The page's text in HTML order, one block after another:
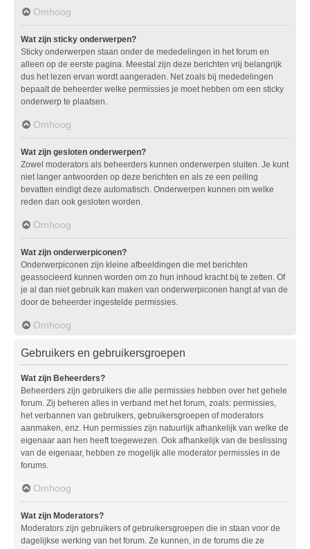
Omhoog
Wat zijn sticky onderwerpen?
Sticky onderwerpen staan onder de mededelingen in het forum en
alleen op de eerste pagina. Meestal zijn deze berichten vrij belangrijk
dus het lezen ervan wordt aangeraden. Net zoals bij mededelingen
bepaalt de beheerder welke permissies je moet hebben om een sticky
onderwerp te plaatsen.
Omhoog
Wat zijn gesloten onderwerpen?
Zowel moderators als beheerders kunnen onderwerpen sluiten. Je kunt
niet langer antwoorden op deze berichten en als ze een peiling
bevatten eindigt deze automatisch. Onderwerpen kunnen om welke
reden dan ook gesloten worden.
Omhoog
Wat zijn onderwerpiconen?
Onderwerpiconen zijn kleine afbeeldingen die met berichten
geassocieerd kunnen worden om zo hun inhoud kracht bij te zetten. Of
je al dan niet gebruik kan maken van onderwerpiconen hangt af van de
door de beheerder ingestelde permissies.
Omhoog
Gebruikers en gebruikersgroepen
Wat zijn Beheerders?
Beheerders zijn gebruikers die alle permissies hebben over het gehele
forum. Zij beheren alles in verband met het forum, zoals: permissies,
het verbannen van gebruikers, gebruikersgroepen of moderators
aanmaken, enz. Hun permissies zijn natuurlijk afhankelijk van welke de
eigenaar aan hen heeft toegewezen. Ook afhankelijk van de beslissing
van de eigenaar, hebben ze mogelijk alle moderator permissies in de
forums.
Omhoog
Wat zijn Moderators?
Moderators zijn gebruikers of gebruikersgroepen die in staan voor de
dagelijkse werking van het forum. Ze kunnen, in de forums die ze